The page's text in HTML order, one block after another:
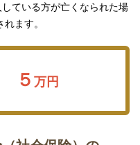
ている方が亡くなられた場
ます。
５万円